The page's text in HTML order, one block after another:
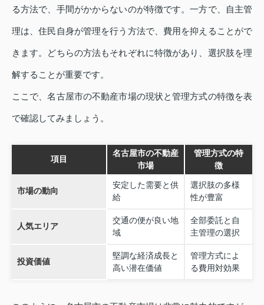
る方法で、手間がかからないのが特徴です。一方で、自主管
理は、住民自身が管理を行う方法で、費用を抑えることがで
きます。どちらの方法もそれぞれに特徴があり、選択肢を理
解することが重要です。
ここで、名古屋市の不動産市場の現状と管理方式の特徴を表
で確認してみましょう。
項目
名古屋市の不動産
市場
管理方式の特
徴
市場の動向
安定した需要と供
給
選択肢の多様
性が豊富
人気エリア
交通の便が良い地
域
全部委託と自
主管理の選択
投資価値
堅調な経済成長と
高い潜在価値
管理方式によ
る費用対効果